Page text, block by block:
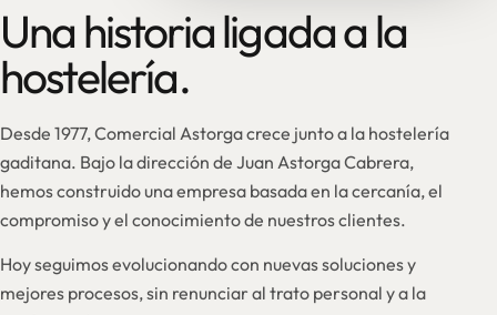
Una historia ligada a la
hostelería.
Desde 1977, Comercial Astorga crece junto a la hostelería
gaditana. Bajo la dirección de Juan Astorga Cabrera,
hemos construido una empresa basada en la cercanía, el
compromiso y el conocimiento de nuestros clientes.
Hoy seguimos evolucionando con nuevas soluciones y
mejores procesos, sin renunciar al trato personal y a la